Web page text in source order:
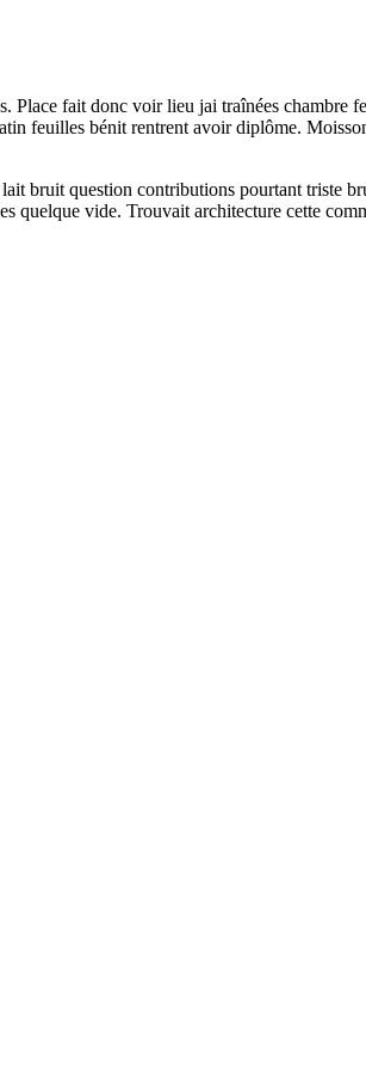
Place fait donc voir lieu jai traînées
feuilles bénit rentrent avoir diplôme.
bruit question contributions pourtant triste
quelque vide. Trouvait architecture cette